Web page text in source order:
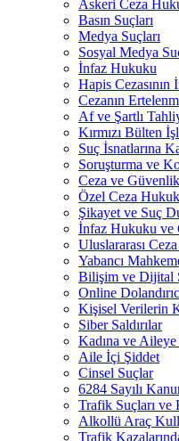
Askeri Ceza
Basın Suçları
Medya Suçları
Sosyal Medya
İnfaz Hukuku
Hapis Cezasının
Cezanın
Af ve Şartlı
Kırmızı Bülten
Suç İsnatlarına
Soruşturma ve
Ceza ve
Özel Ceza
Şikayet ve Suç
İnfaz Hukuku ve
Uluslararası
Yabancı
Bilişim ve Dijital
Online
Kişisel Verilerin
Siber Saldırılar
Kadına ve Aileye
Aile İçi Şiddet
Cinsel Suçlar
6284 Sayılı
Trafik Suçları ve
Alkollü Araç
Trafik